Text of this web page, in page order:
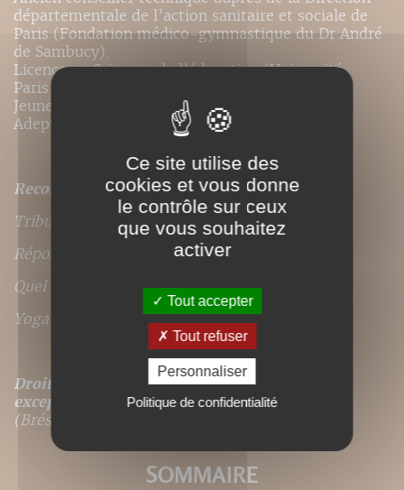
départementale de l’action sanitaire et sociale de
Paris (Fondation médico-gymnastique du Dr André
de Sambucy).
Licence en Sciences de l’éducation (Université
Paris-8) et socio-éducateur (ministère de la
Jeunesse et des sports).
Adepte de Yi Quan et de Qi Gong.
Recommandé par :
Tribune Santé
Réponses Santé magazine
Quel avenir magazine
Yoga Magazine
Droits de traduction disponibles pour ce titre,
excepté
pour les langues suivantes : portugais
(Brésil), italien.
SOMMAIRE
Ce site utilise des
cookies et vous donne
le contrôle sur ceux
que vous souhaitez
activer
Tout accepter
Tout refuser
Personnaliser
Politique de confidentialité